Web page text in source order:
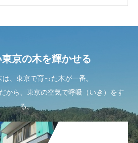
京の木を輝かせる
、東京で育った木が一番。
から、東京の空気で呼吸（いき）をす
る。